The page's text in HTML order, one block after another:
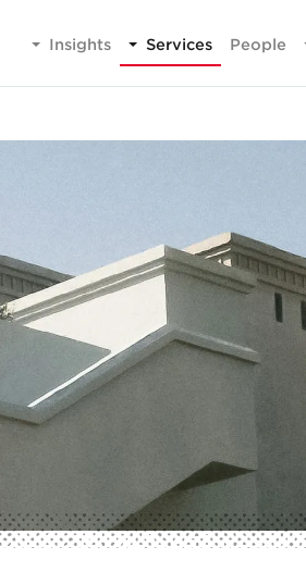
People
Services
Insights